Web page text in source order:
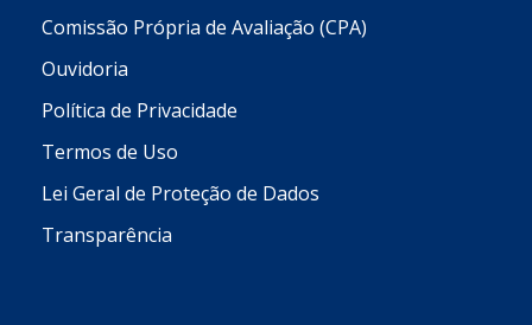
Comissão Própria de Avaliação (CPA)
Ouvidoria
Política de Privacidade
Termos de Uso
Lei Geral de Proteção de Dados
Transparência